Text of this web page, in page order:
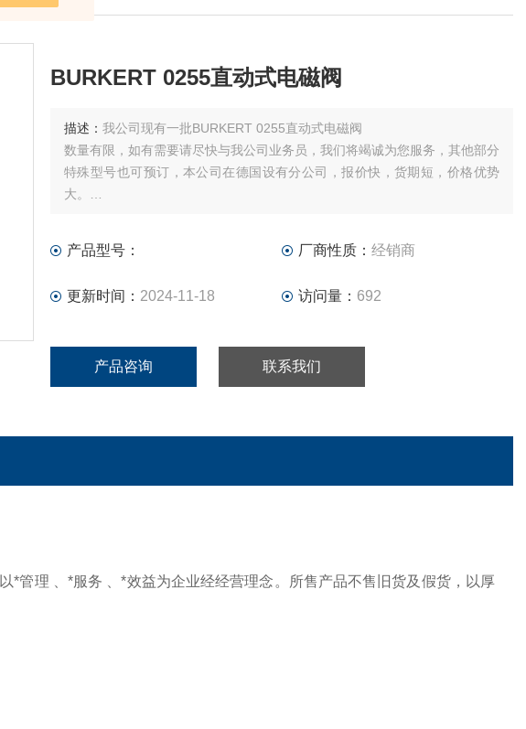
BURKERT 0255直动式电磁阀
描述： 我公司现有一批BURKERT 0255直动式电磁阀
数量有限，如有需要请尽快与我公司业务员，我们将竭诚为您服务，其他部分
特殊型号也可预订，本公司在德国设有分公司，报价快，货期短，价格优势
大。
发送报价。
产品型号： 厂商性质： 经销商
更新时间： 2024-11-18 访问量： 692
产品咨询 联系我们
*管理 、*服务 、*效益为企业经经营理念。所售产品不售旧货及假货，以厚